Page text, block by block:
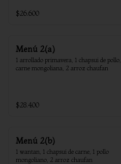
$26.600
Menú 2(a)
1 arrollado primavera, 1 chapsui de pollo,
carne mongoliana, 2 arroz chaufan
$28.400
Menú 2(b)
1 wantan, 1 chapsui de carne, 1 pollo
mongoliano, 2 arroz chaufan